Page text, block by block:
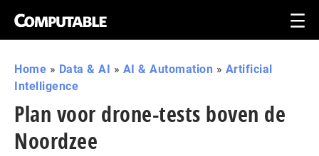
Home » Data & AI » AI & Automation » Artificial
Intelligence
Plan voor drone-tests boven de
Noordzee